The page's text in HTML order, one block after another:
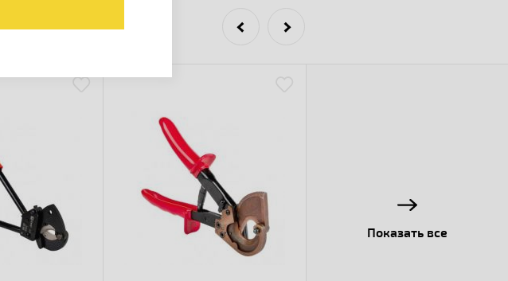
Показать все